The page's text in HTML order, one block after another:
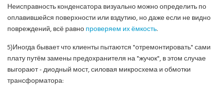
Неисправность конденсатора визуально можно определить по
оплавившейся поверхности или вздутию, но даже если не видно
повреждений, всё равнопроверяем их ёмкость.
5)Иногда бывает что клиенты пытаются "отремонтировать" сами
плату путём замены предохранителя на "жучок", в этом случае
выгорают - диодный мост, силовая микросхема и обмотки
трансформатора: